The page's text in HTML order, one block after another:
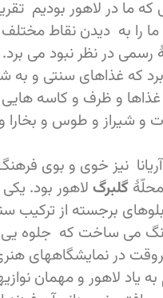
ما در لاهور بودیم
ما را به دیدن نقاط
رسمی در نظر نبود می
که غذاهای سنتی و
غذاها و ظرف و کاسه
و شیراز و طوس و
نیز خوی و بوی
گلبرگ لاهور بود. یکی
برجسته از
می ساخت که جلوه یی
در نمایشگاههای
یاد لاهور و مهمان